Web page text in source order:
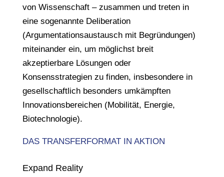
von Wissenschaft – zusammen und treten in
eine sogenannte Deliberation
(Argumentationsaustausch mit Begründungen)
miteinander ein, um möglichst breit
akzeptierbare Lösungen oder
Konsensstrategien zu finden, insbesondere in
gesellschaftlich besonders umkämpften
Innovationsbereichen (Mobilität, Energie,
Biotechnologie).
DAS TRANSFERFORMAT IN AKTION
Expand Reality